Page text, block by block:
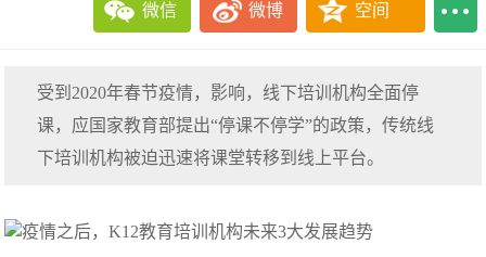
微信 微博 空间
受到2020年春节疫情，影响，线下培训机构全面停
课，应国家教育部提出“停课不停学”的政策，传统线
下培训机构被迫迅速将课堂转移到线上平台。